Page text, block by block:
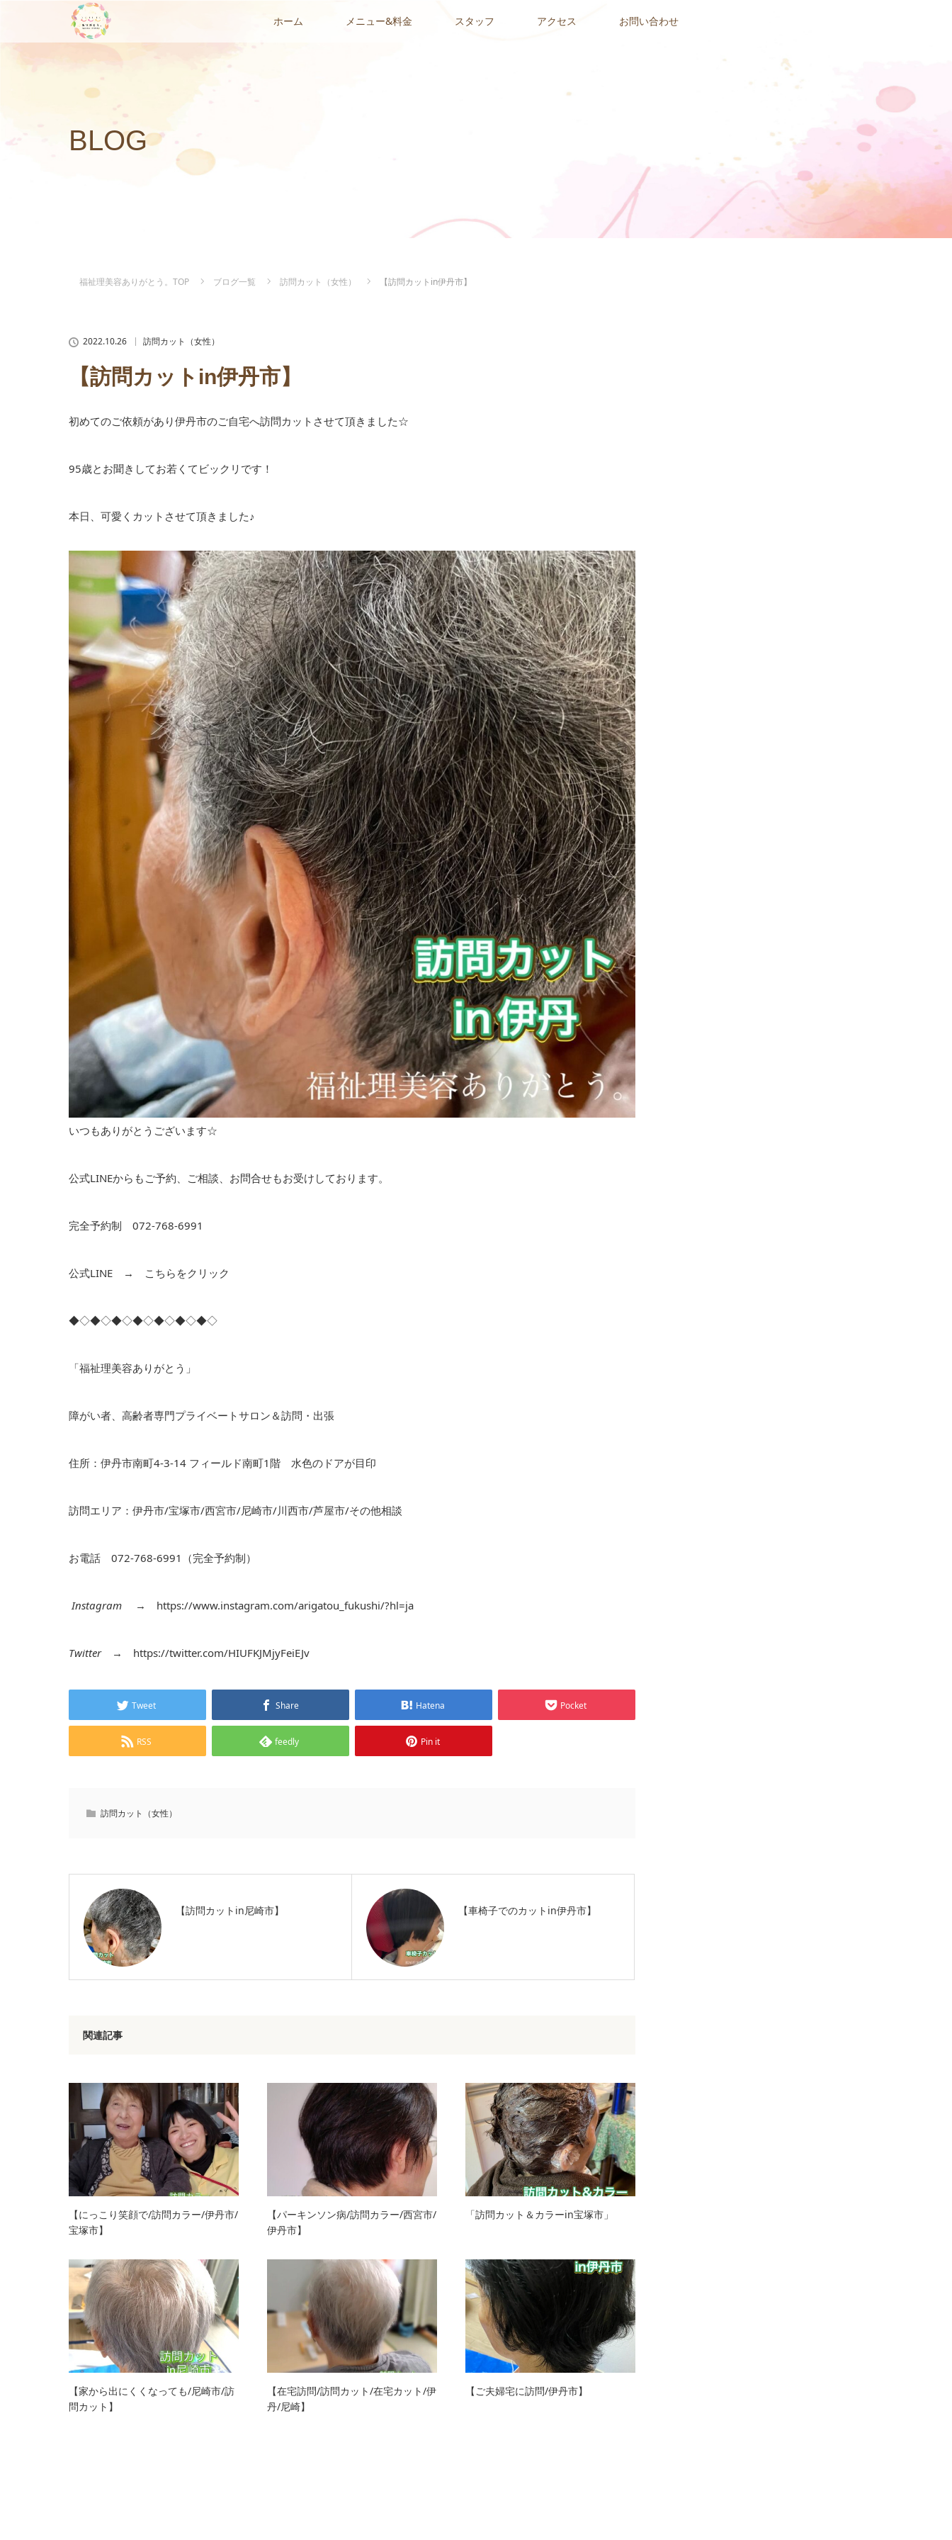
ホーム メニュー&料金 スタッフ アクセス お問い合わせ
BLOG
福祉理美容ありがとう。TOP ブログ一覧 訪問カット（女性） 【訪問カットin伊丹市】
2022.10.26 訪問カット（女性）
【訪問カットin伊丹市】
初めてのご依頼があり伊丹市のご自宅へ訪問カットさせて頂きました☆
95歳とお聞きしてお若くてビックリです！
本日、可愛くカットさせて頂きました♪
いつもありがとうございます☆
公式LINEからもご予約、ご相談、お問合せもお受けしております。
完全予約制 072-768-6991
公式LINE → こちらをクリック
◆◇◆◇◆◇◆◇◆◇◆◇◆◇
「福祉理美容ありがとう」
障がい者、高齢者専門プライベートサロン＆訪問・出張
住所：伊丹市南町4-3-14 フィールド南町1階 水色のドアが目印
訪問エリア：伊丹市/宝塚市/西宮市/尼崎市/川西市/芦屋市/その他相談
お電話 072-768-6991（完全予約制）
Instagram → https://www.instagram.com/arigatou_fukushi/?hl=ja
Twitter→ https://twitter.com/HIUFKJMjyFeiEJv
Tweet Share Hatena Pocket
RSS feedly Pin it
訪問カット（女性）
【訪問カットin尼崎市】 【車椅子でのカットin伊丹市】
関連記事
【にっこり笑顔で/訪問カラー/伊丹市/
宝塚市】
【パーキンソン病/訪問カラー/西宮市/
伊丹市】
「訪問カット＆カラーin宝塚市」
【家から出にくくなっても/尼崎市/訪
問カット】
【在宅訪問/訪問カット/在宅カット/伊
丹/尼崎】
【ご夫婦宅に訪問/伊丹市】